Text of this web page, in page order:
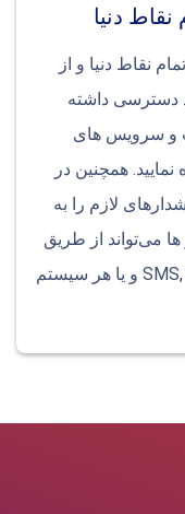
دنیا
دنیا و از
داشته
سرویس های
همچنین در
لازم را به
از طریق
رسانه‌های مختلف نظیر SMS, Email, Ticket و یا هر سیستم